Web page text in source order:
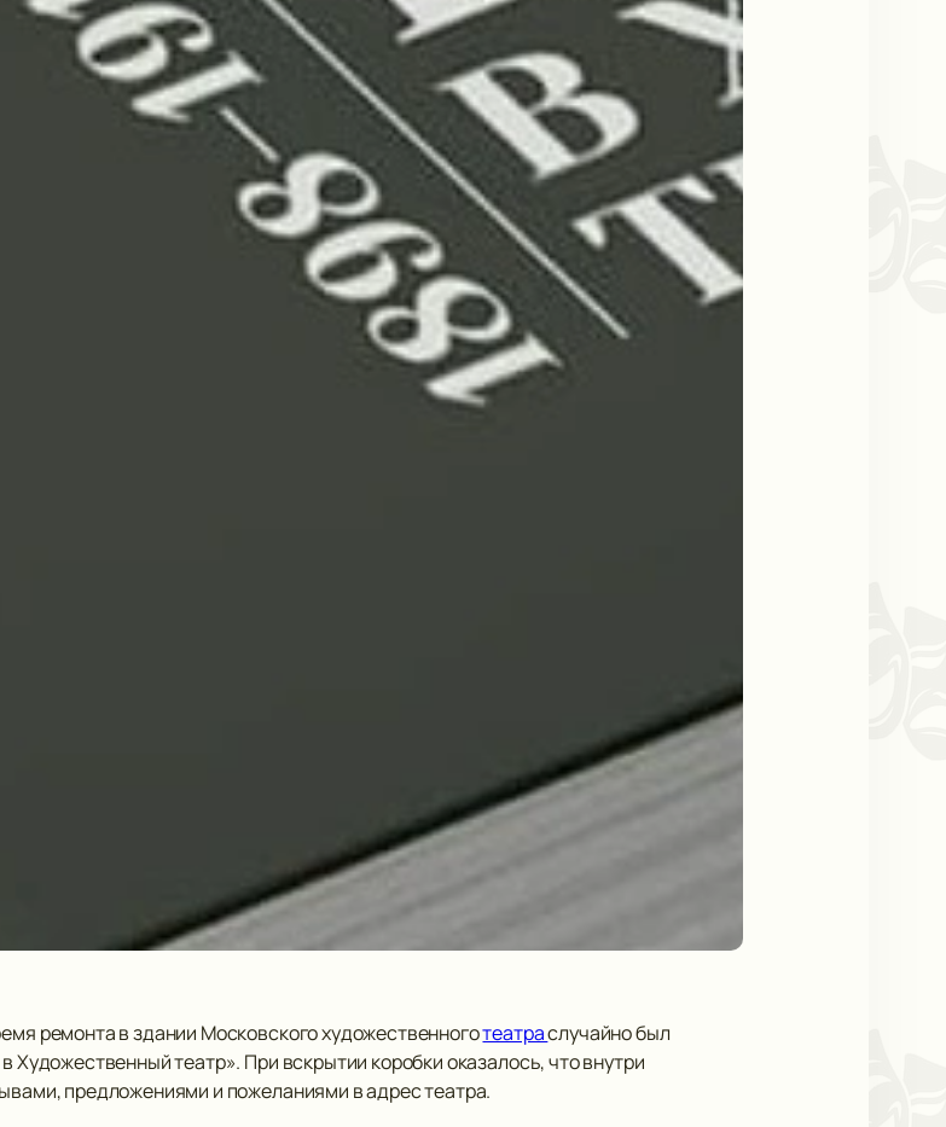
ремонта в здании Московского художественноготеатраслучайно был
театр». При вскрытии коробки оказалось, что внутри
предложениями и пожеланиями в адрес театра.